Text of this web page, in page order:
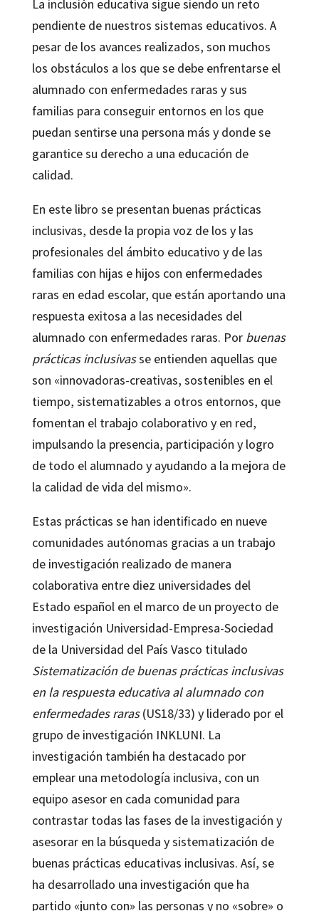
La inclusión educativa sigue siendo un reto
pendiente de nuestros sistemas educativos. A
pesar de los avances realizados, son muchos
los obstáculos a los que se debe enfrentarse el
alumnado con enfermedades raras y sus
familias para conseguir entornos en los que
puedan sentirse una persona más y donde se
garantice su derecho a una educación de
calidad.
En este libro se presentan buenas prácticas
inclusivas, desde la propia voz de los y las
profesionales del ámbito educativo y de las
familias con hijas e hijos con enfermedades
raras en edad escolar, que están aportando una
respuesta exitosa a las necesidades del
alumnado con enfermedades raras. Por buenas
prácticas inclusivasse entienden aquellas que
son «innovadoras-creativas, sostenibles en el
tiempo, sistematizables a otros entornos, que
fomentan el trabajo colaborativo y en red,
impulsando la presencia, participación y logro
de todo el alumnado y ayudando a la mejora de
la calidad de vida del mismo».
Estas prácticas se han identificado en nueve
comunidades autónomas gracias a un trabajo
de investigación realizado de manera
colaborativa entre diez universidades del
Estado español en el marco de un proyecto de
investigación Universidad-Empresa-Sociedad
de la Universidad del País Vasco titulado
Sistematización de buenas prácticas inclusivas
en la respuesta educativa al alumnado con
enfermedades raras(US18/33) y liderado por el
grupo de investigación INKLUNI. La
investigación también ha destacado por
emplear una metodología inclusiva, con un
equipo asesor en cada comunidad para
contrastar todas las fases de la investigación y
asesorar en la búsqueda y sistematización de
buenas prácticas educativas inclusivas. Así, se
ha desarrollado una investigación que ha
partido «junto con» las personas y no «sobre» o